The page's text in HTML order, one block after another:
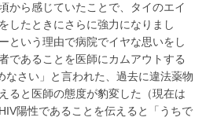
から感じていたことで、タイのエイ
したときにさらに強力になりまし
という理由で病院でイヤな思いをし
であることを医師にカムアウトする
なさい」と言われた、過去に違法薬物
ると医師の態度が豹変した（現在は
陽性であることを伝えると「うちで